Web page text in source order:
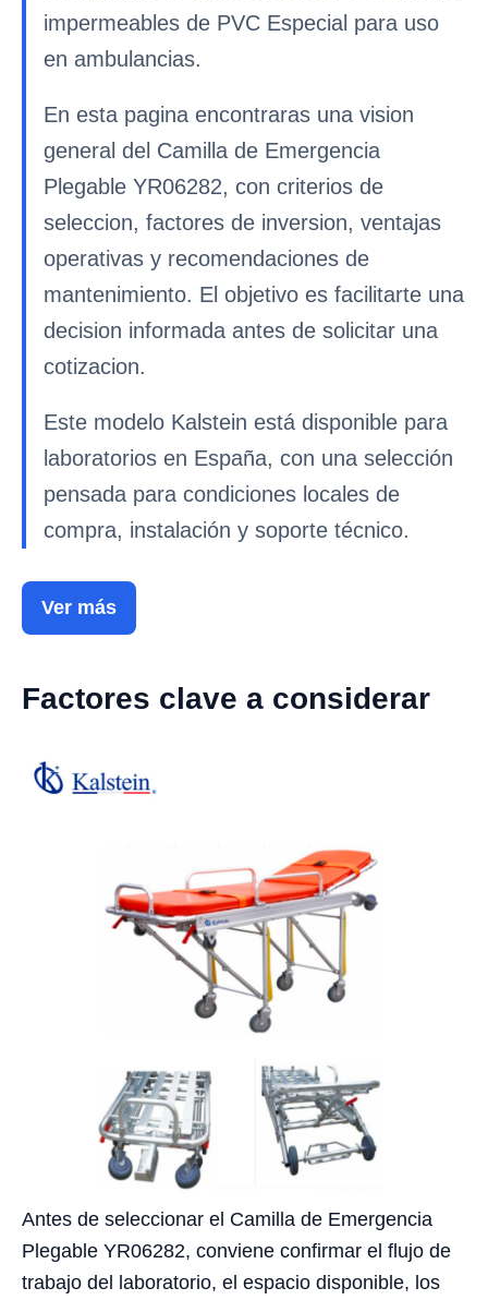
impermeables de PVC Especial para uso
en ambulancias.
En esta pagina encontraras una vision
general del Camilla de Emergencia
Plegable YR06282, con criterios de
seleccion, factores de inversion, ventajas
operativas y recomendaciones de
mantenimiento. El objetivo es facilitarte una
decision informada antes de solicitar una
cotizacion.
Este modelo Kalstein está disponible para
laboratorios en España, con una selección
pensada para condiciones locales de
compra, instalación y soporte técnico.
Ver más
Factores clave a considerar
Antes de seleccionar el Camilla de Emergencia
Plegable YR06282, conviene confirmar el flujo de
trabajo del laboratorio, el espacio disponible, los